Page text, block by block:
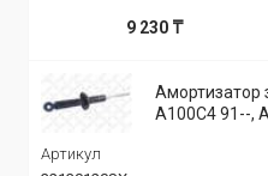
9 230 ₸
Амортизатор
A100C4 91--,
Артикул